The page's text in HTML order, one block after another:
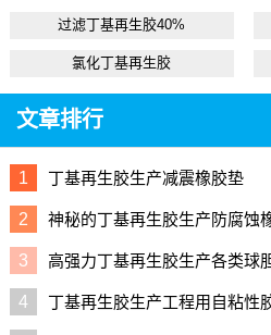
过滤丁基再生胶40%
氯化丁基再生胶
文章排行
1 丁基再生胶生产减震橡胶垫
2 神秘的丁基再生胶生产防腐蚀
3 高强力丁基再生胶生产各类球
4 丁基再生胶生产工程用自粘性